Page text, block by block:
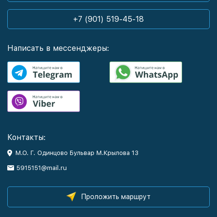
+7 (901) 519-45-18
Написать в мессенджеры:
Контакты:
М.О. Г. Одинцово Бульвар М.Крылова 13
5915151@mail.ru
Проложить маршрут